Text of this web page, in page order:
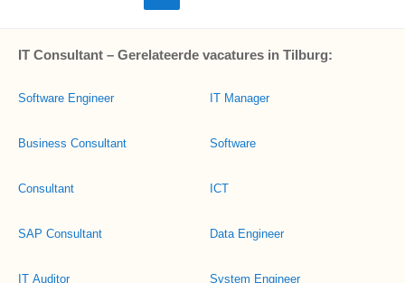
IT Consultant – Gerelateerde vacatures in Tilburg:
Software Engineer
Business Consultant
Consultant
SAP Consultant
IT Auditor
IT Manager
Software
ICT
Data Engineer
System Engineer